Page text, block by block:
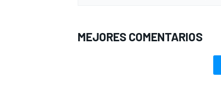
MEJORES COMENTARIOS